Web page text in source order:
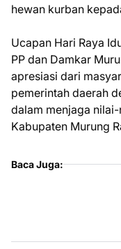
hewan kurban
Ucapan Hari Raya
PP dan Damkar
apresiasi dari
pemerintah daerah
dalam menjaga
Kabupaten Murung
Baca Juga: